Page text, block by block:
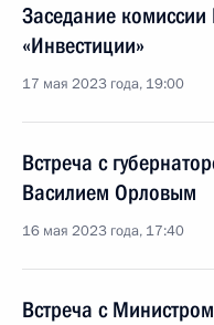
Заседание комиссии
«Инвестиции»
17 мая 2023 года, 19:00
Встреча с
Василием Орловым
16 мая 2023 года, 17:40
Встреча с